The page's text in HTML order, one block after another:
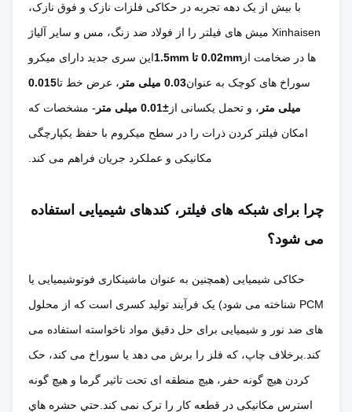
با بیش از یک دهه تجربه در حکاکی فلزات نازک و فوق نازک،
Xinhaisen میش های فیلتر را از فولاد ضد زنگ، مس و سایر آلیاژ
ها در ضخامت از0.02mm تا 1.5mm
این سری جدید دارای میکرو
سوراخ های کوچک به عنوان 0.03 میلی متر ، عرض خط تا0.015
میلی متر، و تحمل یکسانی از±0.01 میلی متر
- مشخصات که
امکان فیلتر کردن ذرات را در سطح میکروم با حفظ یکپارچگی
مکانیکی و عملکرد جریان فراهم می کند.
چرا برای شبکه های فیلتر، کندهای شیمیایی استفاده
می شود؟
حکاکی شیمیایی (همچنین به عنوان ماشینکاری فوتوشیمیایی یا
PCM شناخته می شود) یک فرآیند تولید کسری است که از محلول
های ضد نور و شیمیایی برای حل دقیق مواد ناخواسته استفاده می
کند.برخلاف چاپ، که فلز را برش می دهد یا سوراخ می کند، حک
کردن هیچ گونه حفر، هیچ منطقه ای تحت تاثیر گرما و هیچ گونه
استرس مکانیکی در قطعه کار را ترک نمی کند.حتي حشره هاي